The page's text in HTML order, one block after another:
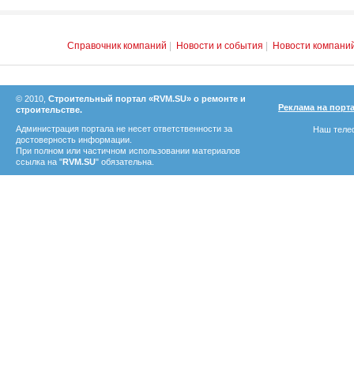
Справочник компаний Новости и события Новости
© 2010, Строительный портал «RVM.SU» о ремонте и
строительстве.
Администрация портала не несет ответственности за
достоверность информации.
При полном или частичном использовании материалов
ссылка на "RVM.SU" обязательна.
Реклама на
Наш